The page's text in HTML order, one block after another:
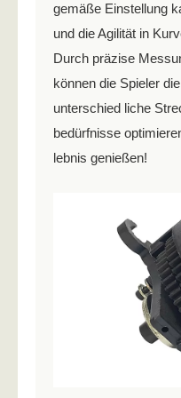
gemäße Einstellung
und die Agilität in
Durch präzise
können die Spieler
unterschied liche
bedürfnisse
lebnis genießen!